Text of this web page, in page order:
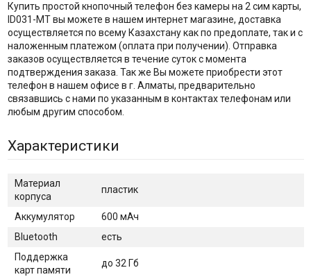
Купить простой кнопочный телефон без камеры на 2 сим карты,
ID031-МТ вы можете в нашем интернет магазине, доставка
осуществляется по всему Казахстану как по предоплате, так и с
наложенным платежом (оплата при получении). Отправка
заказов осуществляется в течение суток с момента
подтверждения заказа. Так же Вы можете приобрести этот
телефон в нашем офисе в г. Алматы, предварительно
связавшись с нами по указанным в контактах телефонам или
любым другим способом.
Характеристики
Материал
корпуса
пластик
Аккумулятор
600 мАч
Bluetooth
есть
Поддержка
карт памяти
до 32 Гб